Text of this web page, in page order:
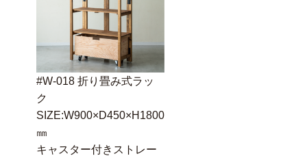
#W-018 折り畳み式ラッ
ク
SIZE:W900×D450×H1800
㎜
キャスター付きストレー